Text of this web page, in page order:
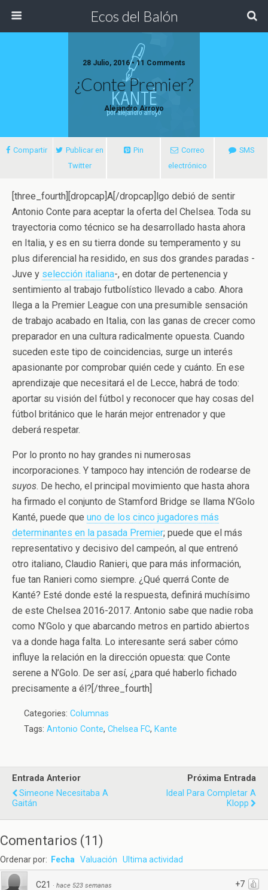
Ecos del Balón
28 Julio, 2016 • 11 Comments
¿Conte Premier?
Alejandro Arroyo
Compartir
Publicar en
Twitter
Pin
Correo
electrónico
SMS
[three_fourth][dropcap]A[/dropcap]lgo debió de sentir
Antonio Conte para aceptar la oferta del Chelsea. Toda su
trayectoria como técnico se ha desarrollado hasta ahora
en Italia, y es en su tierra donde su temperamento y su
plus diferencial ha residido, en sus dos grandes paradas -
Juve y selección italiana-, en dotar de pertenencia y
sentimiento al trabajo futbolístico llevado a cabo. Ahora
llega a la Premier League con una presumible sensación
de trabajo acabado en Italia, con las ganas de crecer como
preparador en una cultura radicalmente opuesta. Cuando
suceden este tipo de coincidencias, surge un interés
apasionante por comprobar quién cede y cuánto. En ese
aprendizaje que necesitará el de Lecce, habrá de todo:
aportar su visión del fútbol y reconocer que hay cosas del
fútbol británico que le harán mejor entrenador y que
deberá respetar.
Por lo pronto no hay grandes ni numerosas
incorporaciones. Y tampoco hay intención de rodearse de
suyos. De hecho, el principal movimiento que hasta ahora
ha firmado el conjunto de Stamford Bridge se llama N’Golo
Kanté, puede que uno de los cinco jugadores más
determinantes en la pasada Premier; puede que el más
representativo y decisivo del campeón, al que entrenó
otro italiano, Claudio Ranieri, que para más información,
fue tan Ranieri como siempre. ¿Qué querrá Conte de
Kanté? Esté donde esté la respuesta, definirá muchísimo
de este Chelsea 2016-2017. Antonio sabe que nadie roba
como N’Golo y que abarcando metros en partido abiertos
va a donde haga falta. Lo interesante será saber cómo
influye la relación en la dirección opuesta: que Conte
serene a N’Golo. De ser así, ¿para qué haberlo fichado
precisamente a él?[/three_fourth]
Categories: Columnas
Tags: Antonio Conte, Chelsea FC, Kante
Entrada Anterior
Simeone Necesitaba A
Gaitán
Próxima Entrada
Ideal Para Completar A
Klopp
Comentarios (11)
Ordenar por: Fecha Valuación Ultima actividad
+7
C21 · hace 523 semanas